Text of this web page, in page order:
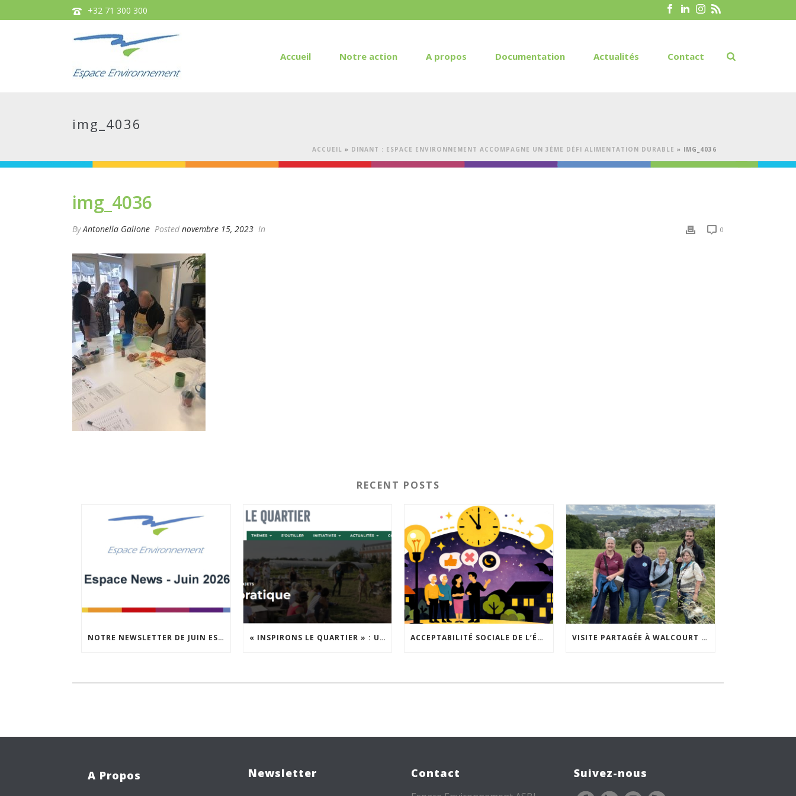
+32 71 300 300
Accueil Notre action A propos Documentation Actualités Contact
img_4036
ACCUEIL » DINANT : ESPACE ENVIRONNEMENT ACCOMPAGNE UN 3ÈME DÉFI ALIMENTATION DURABLE » IMG_4036
img_4036
ByAntonella Galione Posted novembre 15, 2023 In 0
RECENT POSTS
NOTRE NEWSLETTER DE JUIN EST EN LIGNE ! « INSPIRONS LE QUARTIER » : UN NOUVEL APPEL À PROJETS EST LANCÉ ! ACCEPTABILITÉ SOCIALE DE L’ÉCLAIRAGE NOCTURNE : LE REPLAY EST DISPONIBLE VISITE PARTAGÉE À WALCOURT : UNE DÉMARCHE PARTICIPATIVE ANIMÉE PAR ESPACE ENVIRONNEMENT
A Propos Newsletter Contact Suivez-nous